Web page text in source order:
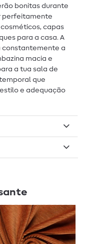
bonitas durante
perfeitamente
capas
para a casa. A
constantemente a
macia e
a tua sala de
que
e adequação